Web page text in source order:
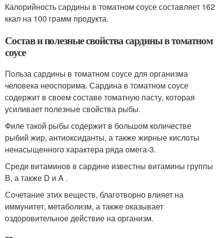
Калорийность сардины в томатном соусе составляет 162
ккал на 100 грамм продукта.
Состав и полезные свойства сардины в томатном
соусе
Польза сардины в томатном соусе для организма
человека неоспорима. Сардина в томатном соусе
содержит в своем составе томатную пасту, которая
усиливает полезные свойства рыбы.
Филе такой рыбы содержит в большом количестве
рыбий жир, антиоксиданты, а также жирные кислоты
ненасыщенного характера ряда омега-3.
Среди витаминов в сардине известны витамины группы
B, а также D и A .
Сочетание этих веществ, благотворно влияет на
иммунитет, метаболизм, а также оказывает
оздоровительное действие на организм.